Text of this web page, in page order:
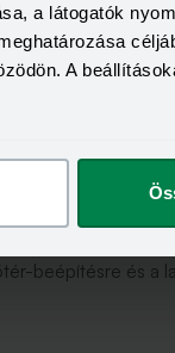
a látogatók
A
júniusig
január és
korszerűsítés
beépítésre és a